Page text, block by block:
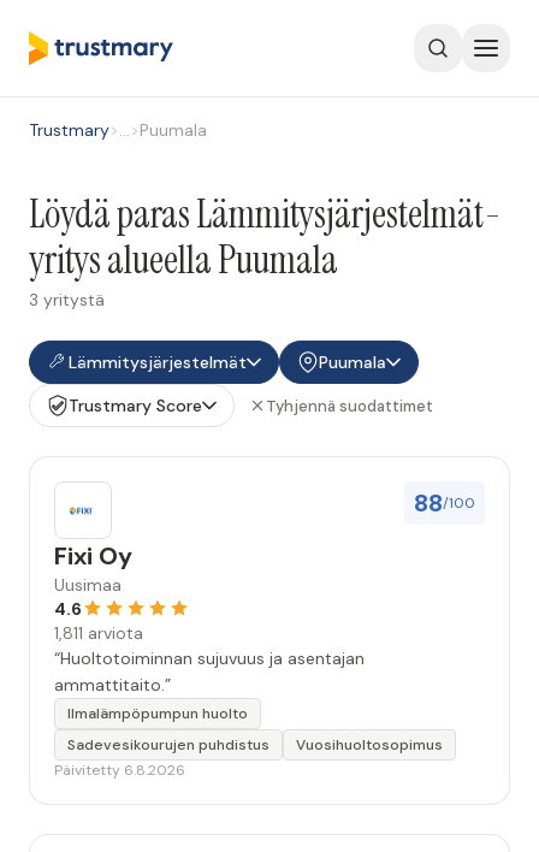
Trustmary>…>Puumala
Löydä paras Lämmitysjärjestelmät-
yritys alueella Puumala
3 yritystä
Lämmitysjärjestelmät
Puumala
Trustmary Score
Tyhjennä suodattimet
88/100
Fixi Oy
Uusimaa
4.6
1,811 arviota
“Huoltotoiminnan sujuvuus ja asentajan
ammattitaito.”
Ilmalämpöpumpun huolto
Sadevesikourujen puhdistus
Vuosihuoltosopimus
Päivitetty 6.8.2026